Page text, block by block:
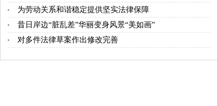
为劳动关系和谐稳定提供坚实法律保障
昔日岸边“脏乱差”华丽变身风景“美如画”
对多件法律草案作出修改完善